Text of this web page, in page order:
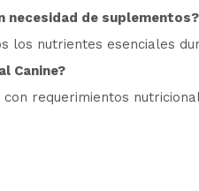
necesidad de suplementos?
nutrientes esenciales
Canine?
requerimientos